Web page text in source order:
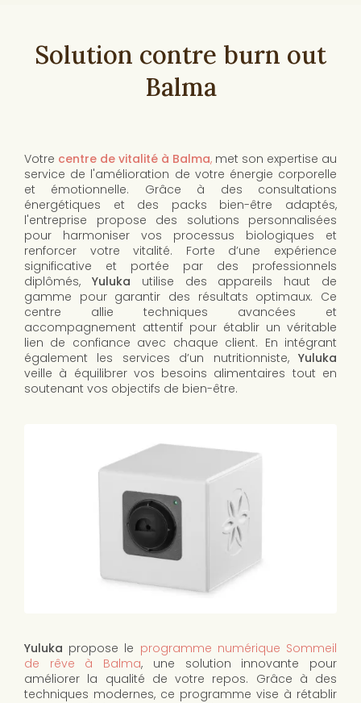
Solution contre burn out
Balma
Votre centre de vitalité à Balma, met son expertise au
service de l'amélioration de votre énergie corporelle
et émotionnelle. Grâce à des consultations
énergétiques et des packs bien-être adaptés,
l'entreprise propose des solutions personnalisées
pour harmoniser vos processus biologiques et
renforcer votre vitalité. Forte d’une expérience
significative et portée par des professionnels
diplômés, Yuluka utilise des appareils haut de
gamme pour garantir des résultats optimaux. Ce
centre allie techniques avancées et
accompagnement attentif pour établir un véritable
lien de confiance avec chaque client. En intégrant
également les services d’un nutritionniste, Yuluka
veille à équilibrer vos besoins alimentaires tout en
soutenant vos objectifs de bien-être.
Yuluka propose le programme numérique Sommeil
de rêve à Balma, une solution innovante pour
améliorer la qualité de votre repos. Grâce à des
techniques modernes, ce programme vise à rétablir